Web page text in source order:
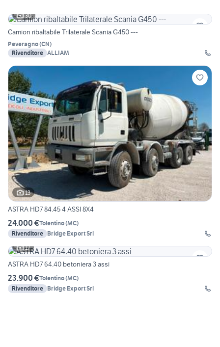
30
Camion ribaltabile Trilaterale Scania G450 ---
Peveragno(CN)
Rivenditore ALLIAM
13
ASTRA HD7 84.45 4 ASSI 8X4
24.000 €Tolentino(MC)
Rivenditore Bridge Export Srl
17
ASTRA HD7 64.40 betoniera 3 assi
23.900 €Tolentino(MC)
Rivenditore Bridge Export Srl